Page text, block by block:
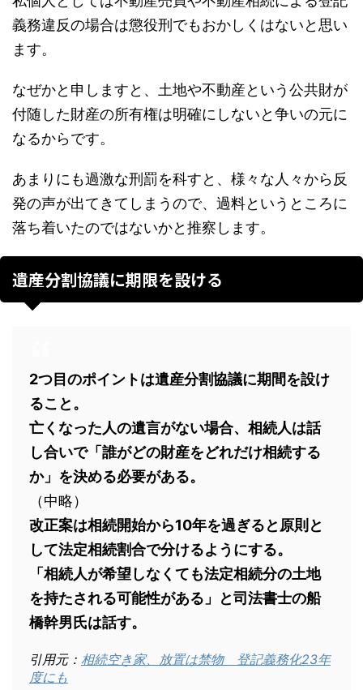
義務違反の場合は懲役刑でもおかしくはないと思い
ます。
なぜかと申しますと、土地や不動産という公共財が
付随した財産の所有権は明確にしないと争いの元に
なるからです。
あまりにも過激な刑罰を科すと、様々な人々から反
発の声が出てきてしまうので、過料というところに
落ち着いたのではないかと推察します。
遺産分割協議に期限を設ける
2つ目のポイントは遺産分割協議に期間を設け
ること。
亡くなった人の遺言がない場合、相続人は話
し合いで「誰がどの財産をどれだけ相続する
か」を決める必要がある。
（中略）
改正案は相続開始から10年を過ぎると原則と
して法定相続割合で分けるようにする。
「相続人が希望しなくても法定相続分の土地
を持たされる可能性がある」と司法書士の船
橋幹男氏は話す。
引用元： 相続空き家、放置は禁物 登記義務化23年
度にも